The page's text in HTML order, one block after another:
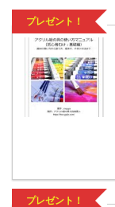
プレゼント！
プレゼント！